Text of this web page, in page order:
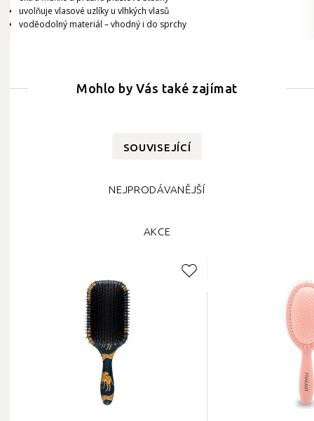
uvolňuje vlasové uzlíky u vlhkých vlasů
voděodolný materiál – vhodný i do sprchy
Mohlo by Vás také zajímat
SOUVISEJÍCÍ
NEJPRODÁVANĚJŠÍ
AKCE